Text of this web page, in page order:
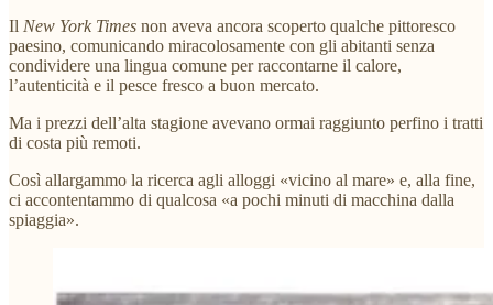
Il New York Times non aveva ancora scoperto qualche pittoresco
paesino, comunicando miracolosamente con gli abitanti senza
condividere una lingua comune per raccontarne il calore,
l’autenticità e il pesce fresco a buon mercato.
Ma i prezzi dell’alta stagione avevano ormai raggiunto perfino i tratti
di costa più remoti.
Così allargammo la ricerca agli alloggi «vicino al mare» e, alla fine,
ci accontentammo di qualcosa «a pochi minuti di macchina dalla
spiaggia».